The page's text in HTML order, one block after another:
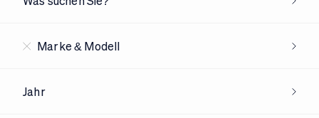
Marke & Modell
Jahr